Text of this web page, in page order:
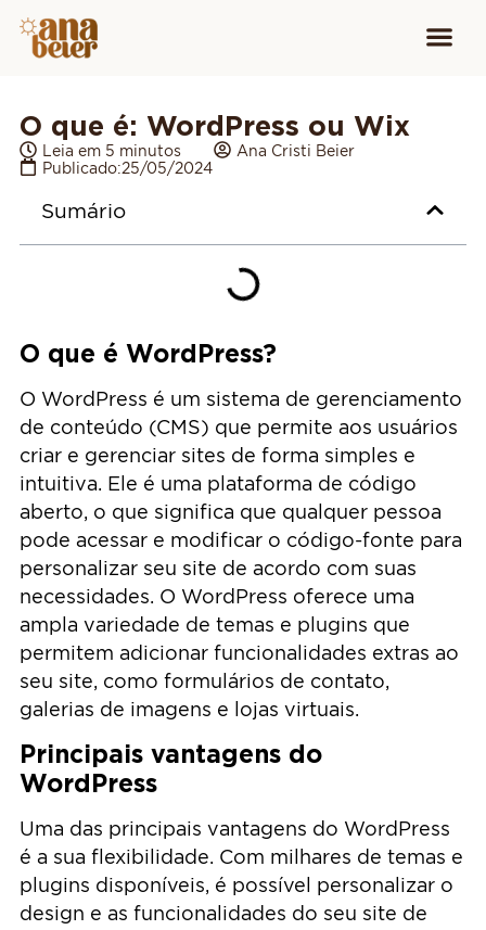
O que é: WordPress ou Wix
Leia em 5 minutos
Ana Cristi Beier
Publicado:25/05/2024
Sumário
O que é WordPress?
O WordPress é um sistema de gerenciamento
de conteúdo (CMS) que permite aos usuários
criar e gerenciar sites de forma simples e
intuitiva. Ele é uma plataforma de código
aberto, o que significa que qualquer pessoa
pode acessar e modificar o código-fonte para
personalizar seu site de acordo com suas
necessidades. O WordPress oferece uma
ampla variedade de temas e plugins que
permitem adicionar funcionalidades extras ao
seu site, como formulários de contato,
galerias de imagens e lojas virtuais.
Principais vantagens do
WordPress
Uma das principais vantagens do WordPress
é a sua flexibilidade. Com milhares de temas e
plugins disponíveis, é possível personalizar o
design e as funcionalidades do seu site de